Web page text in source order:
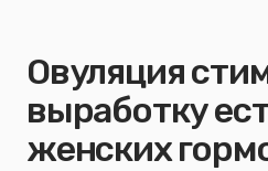
Овуляция
выработку
женских